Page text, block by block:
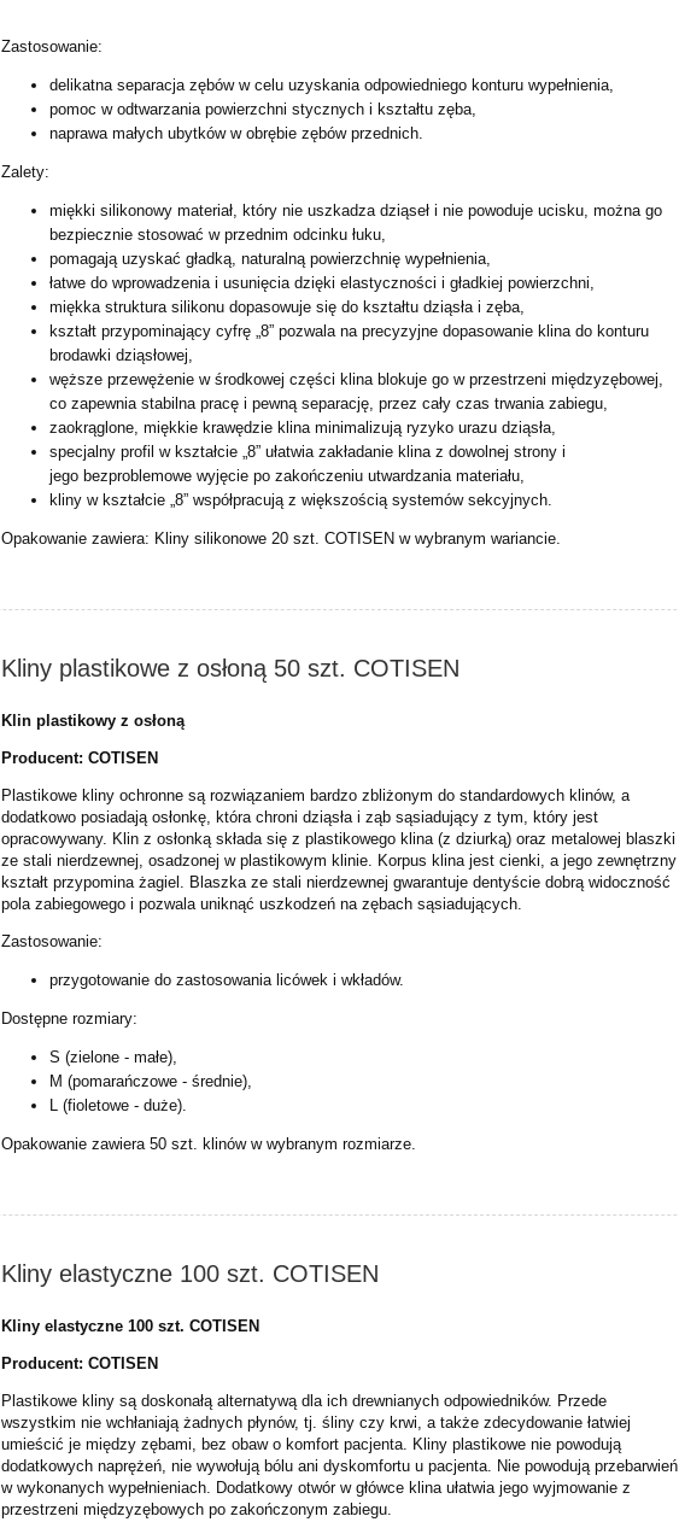
Zastosowanie:
delikatna separacja zębów w celu uzyskania odpowiedniego konturu wypełnienia,
pomoc w odtwarzania powierzchni stycznych i kształtu zęba,
naprawa małych ubytków w obrębie zębów przednich.
Zalety:
miękki silikonowy materiał, który nie uszkadza dziąseł i nie powoduje ucisku,można go
bezpiecznie stosować w przednim odcinku łuku,
pomagają uzyskać gładką, naturalną powierzchnię wypełnienia,
łatwe do wprowadzenia i usunięcia dzięki elastyczności i gładkiej powierzchni,
miękka struktura silikonu dopasowuje się do kształtu dziąsła i zęba,
kształt przypominający cyfrę „8” pozwala na precyzyjne dopasowanie klina do konturu
brodawki dziąsłowej,
węższe przewężenie w środkowej części klina blokuje go w przestrzenimiędzyzębowej,
co zapewnia stabilna pracę i pewną separację, przez cały czastrwania zabiegu,
zaokrąglone, miękkie krawędzie klina minimalizują ryzyko urazu dziąsła,
specjalny profil w kształcie „8” ułatwia zakładanie klina z dowolnej strony i
jego bezproblemowe wyjęcie po zakończeniu utwardzania materiału,
kliny w kształcie „8” współpracują z większością systemów sekcyjnych.
Opakowanie zawiera: Kliny silikonowe 20 szt. COTISEN w wybranym wariancie.
Kliny plastikowe z osłoną 50 szt. COTISEN
Klin plastikowy z osłoną
Producent: COTISEN
Plastikowe kliny ochronne są rozwiązaniem bardzo zbliżonym do standardowych klinów, a
dodatkowo posiadają osłonkę, która chroni dziąsła i ząb sąsiadujący z tym, który jest
opracowywany. Klin z osłonką składa się z plastikowego klina (z dziurką) oraz metalowej blaszki
ze stali nierdzewnej, osadzonej w plastikowym klinie. Korpus klina jest cienki, a jego zewnętrzny
kształt przypomina żagiel. Blaszka ze stali nierdzewnej gwarantuje dentyście dobrą widoczność
pola zabiegowego i pozwala uniknąć uszkodzeń na zębach sąsiadujących.
Zastosowanie:
przygotowanie do zastosowania licówek i wkładów.
Dostępne rozmiary:
S (zielone - małe),
M (pomarańczowe - średnie),
L (fioletowe - duże).
Opakowanie zawiera 50 szt. klinów w wybranym rozmiarze.
Kliny elastyczne 100 szt. COTISEN
Kliny elastyczne 100 szt. COTISEN
Producent:COTISEN
Plastikowe kliny są doskonałą alternatywą dla ich drewnianych odpowiedników. Przede
wszystkim nie wchłaniają żadnych płynów, tj. śliny czy krwi, a także zdecydowanie łatwiej
umieścić je między zębami, bez obaw o komfort pacjenta. Kliny plastikowe nie powodują
dodatkowych naprężeń, nie wywołują bólu ani dyskomfortu u pacjenta. Nie powodują przebarwień
w wykonanych wypełnieniach. Dodatkowy otwór w główce klina ułatwia jego wyjmowanie z
przestrzeni międzyzębowych po zakończonym zabiegu.